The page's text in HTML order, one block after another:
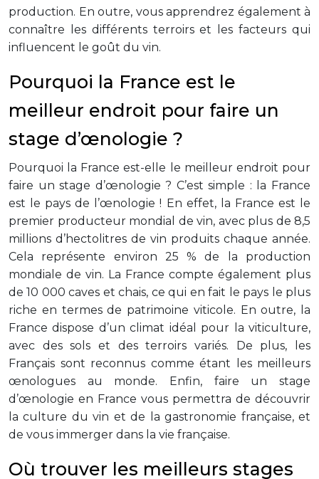
production. En outre, vous apprendrez également à
connaître les différents terroirs et les facteurs qui
influencent le goût du vin.
Pourquoi la France est le
meilleur endroit pour faire un
stage d’œnologie ?
Pourquoi la France est-elle le meilleur endroit pour
faire un stage d’œnologie ? C’est simple : la France
est le pays de l’œnologie ! En effet, la France est le
premier producteur mondial de vin, avec plus de 8,5
millions d’hectolitres de vin produits chaque année.
Cela représente environ 25 % de la production
mondiale de vin. La France compte également plus
de 10 000 caves et chais, ce qui en fait le pays le plus
riche en termes de patrimoine viticole. En outre, la
France dispose d’un climat idéal pour la viticulture,
avec des sols et des terroirs variés. De plus, les
Français sont reconnus comme étant les meilleurs
œnologues au monde. Enfin, faire un stage
d’œnologie en France vous permettra de découvrir
la culture du vin et de la gastronomie française, et
de vous immerger dans la vie française.
Où trouver les meilleurs stages